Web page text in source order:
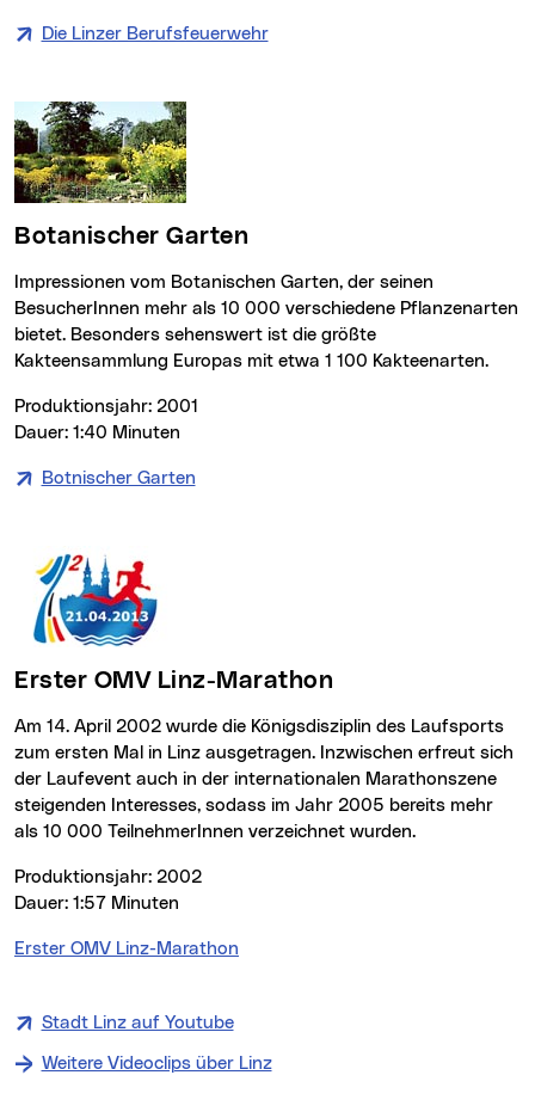
Die Linzer Berufsfeuerwehr(neues Fenster)
Botanischer Garten
BesucherInnen mehr als 10 000 verschiedene Pflanzenarten
bietet. Besonders sehenswert ist die größte
Kakteensammlung Europas mit etwa 1 100 Kakteenarten.
Produktionsjahr: 2001
Dauer: 1:40 Minuten
Botnischer Garten
Erster OMV Linz-Marathon
Am 14. April 2002 wurde die Königsdisziplin des Laufsports
zum ersten Mal in Linz ausgetragen. Inzwischen erfreut sich
der Laufevent auch in der internationalen Marathonszene
steigenden Interesses, sodass im Jahr 2005 bereits mehr
als 10 000 TeilnehmerInnen verzeichnet wurden.
Produktionsjahr: 2002
Dauer: 1:57 Minuten
Erster OMV Linz-Marathon
Stadt Linz auf Youtube
Weitere Videoclips über Linz